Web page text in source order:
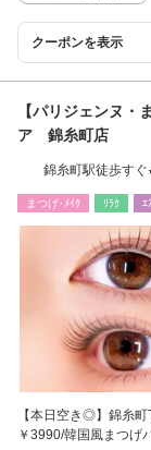
クーポンを表示
【パリジェンヌ
ア 錦糸町店
錦糸町駅徒歩す
まつげ･ﾒｲｸ ﾘﾗｸ ｴ
【本日空き◎】錦糸
￥3990/韓国風まつげ